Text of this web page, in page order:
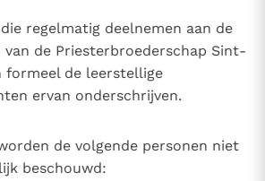
regelmatig deelnemen aan de
van de Priesterbroederschap Sint-
formeel de leerstellige
ervan onderschrijven.
de volgende personen niet
beschouwd: